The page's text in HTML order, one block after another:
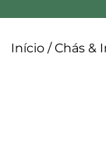
Início/Chás &